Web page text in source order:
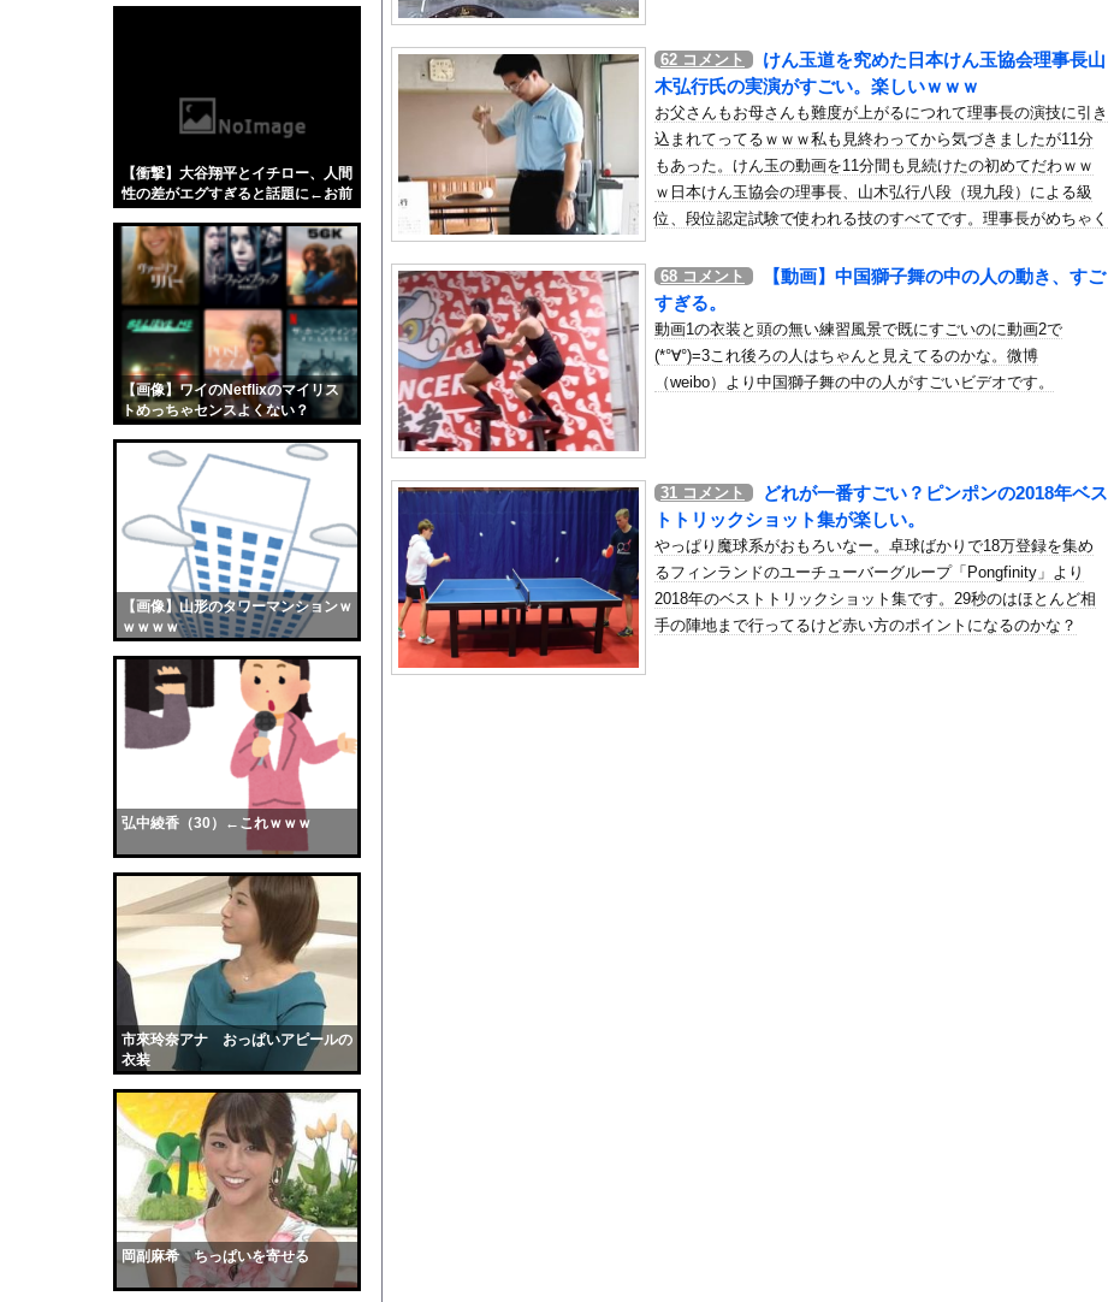
【衝撃】大谷翔平とイチロー、人間
性の差がエグすぎると話題に←お前
【画像】ワイのNetflixのマイリス
トめっちゃセンスよくない？
【画像】山形のタワーマンションｗ
ｗｗｗｗ
弘中綾香（30）←これｗｗｗ
市來玲奈アナ おっぱいアピールの
衣装
岡副麻希 ちっぱいを寄せる
ラブライブ！の犬、だいたい老犬
男をゲイ化させる3代アイテム、水筒、日傘
海外「”京都の鳥”は良いぞ」小規模だけどお勧めな日本の観光名所／お店に対する海外の反...
好きな女の子から預かったHDDの中から、とんでもないモノを発見してしまった
【動画】両方馬鹿（笑）ミニストップでトラックと衝突したドラレコが（ノ∇`）
【速報】山崎怜奈さん、旦那不在のままヤることやって妊娠
【動画】ロシア軍のドローンをネット発射装置で撃墜するウクライナ。
及川光博さん（56）結婚
【にじさんじ】ソフィ「８８８
ぞろ目ってなんか嬉しくなるよね！！」他
猫の攻防戦【再】
ショートスリーパー、誹謗中傷を受けて突然泣き出すwwwwwwwwwwwwwwwww
【画像】おまえらくんの机がこの女の子の椅子にされてたらｗｗｗ
【画像】この女優さん、可愛すぎる
【朗報】齋藤飛鳥、前屈みで完全に見えてる動画が拡散されてしまう…
【画像】おまえらこういう地雷系の女子高生って好きじゃないの？
海外「日本よ、お前がナンバーワンだ」 熊本地震直後の日本の対応のスピードに世界が衝撃
勇気を出して白人美女にチン凸したアジア人短小男
、爆笑されてしまうｗｗｗ
10年もの間浮気してた嫁。まさかと思い長男のDNA鑑定をするがいいな？と問うと、元嫁...
ウクライナ侵攻以降、ロシア軍兵士のHIV感染が2000％急増…ウクライナメディア！
【配信者】「金バエ」のSNS更新が1週間途絶え、様々な憶測が飛び交う。1週間ぶりの投...
62 コメント
けん玉道を究めた日本けん玉協会理事長山
木弘行氏の実演がすごい。楽しいｗｗｗ
お父さんもお母さんも難度が上がるにつれて理事長の演技に引き
込まれてってるｗｗｗ私も見終わってから気づきましたが11分
もあった。けん玉の動画を11分間も見続けたの初めてだわｗｗ
ｗ日本けん玉協会の理事長、山木弘行八段（現九段）による級
位、段位認定試験で使われる技のすべてです。理事長がめちゃく
っと評価されてもいい動画。
68 コメント
【動画】中国獅子舞の中の人の動き、すご
すぎる。
動画1の衣装と頭の無い練習風景で既にすごいのに動画2で
(*°∀°)=3これ後ろの人はちゃんと見えてるのかな。微博
（weibo）より中国獅子舞の中の人がすごいビデオです。
31 コメント
どれが一番すごい？ピンポンの2018年ベス
トトリックショット集が楽しい。
やっぱり魔球系がおもろいなー。卓球ばかりで18万登録を集め
るフィンランドのユーチューバーグループ「Pongfinity」より
2018年のベストトリックショット集です。29秒のはほとんど相
手の陣地まで行ってるけど赤い方のポイントになるのかな？